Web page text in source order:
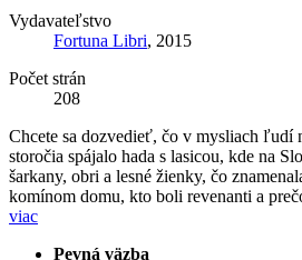
Vydavateľstvo
Fortuna Libri, 2015
Počet strán
208
Chcete sa dozvedieť, čo v mysliach ľudí
storočia spájalo hada s lasicou, kde na
šarkany, obri a lesné žienky, čo
komínom domu, kto boli revenanti a
viac
Pevná väzba